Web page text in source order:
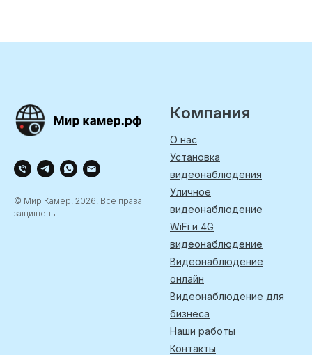
© Мир Камер, 2026. Все права
защищены.
Компания
О нас
Установка
видеонаблюдения
Уличное
видеонаблюдение
WiFi и 4G
видеонаблюдение
Видеонаблюдение
онлайн
Видеонаблюдение для
бизнеса
Наши работы
Контакты